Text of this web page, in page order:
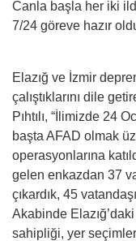
Canla başla her iki
7/24 göreve hazır
Elazığ ve İzmir
çalıştıklarını dile
Pıhtılı, “İlimizde 24
başta AFAD olmak
operasyonlarına
gelen enkazdan 37
çıkardık, 45
Akabinde
sahipliği, yer